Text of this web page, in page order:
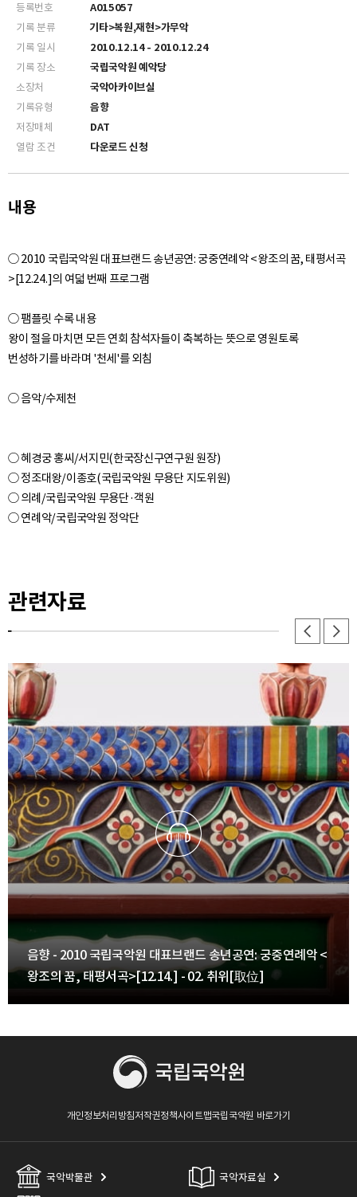
08. 산호[山呼] - 음향
10. 둘째 잔[第二爵] - 음향
11. 셋째 잔[第三爵] - 음향
12. 파연[罷宴] - 음향
~ 1:04:00
14. 예필[禮畢] - 음향
등록번호
A015057
기록 분류
기타>복원,재현>가무악
기록 일시
2010.12.14 - 2010.12.24
기록 장소
국립국악원 예악당
소장처
국악아카이브실
기록유형
음향
저장매체
DAT
열람 조건
다운로드 신청
내용
○ 2010 국립국악원 대표브랜드 송년공연: 궁중연례악 <왕조의 꿈, 태평서곡
>[12.24.]의 여덟 번째 프로그램
○ 팸플릿 수록 내용
왕이 절을 마치면 모든 연회 참석자들이 축복하는 뜻으로 영원토록
번성하기를 바라며 '천세'를 외침
○ 혜경궁 홍씨/서지민(한국장신구연구원 원장)
○ 정조대왕/이종호(국립국악원 무용단 지도위원)
○ 의례/국립국악원 무용단·객원
○ 연례악/국립국악원 정악단
관련자료
음향 - 2010 국립국악원 대표브랜드 송년공연: 궁중연례악 <
왕조의 꿈, 태평서곡>[12.14.] - 02. 취위[取位]
개인정보처리방침저작권정책사이트맵국립국악원 바로가기
국악박물관 국악자료실